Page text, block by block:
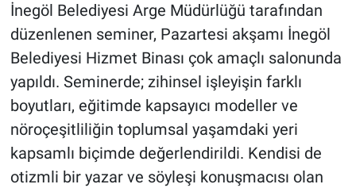
İnegöl Belediyesi Arge Müdürlüğü tarafından
düzenlenen seminer, Pazartesi akşamı İnegöl
Belediyesi Hizmet Binası çok amaçlı salonunda
yapıldı. Seminerde; zihinsel işleyişin farklı
boyutları, eğitimde kapsayıcı modeller ve
nöroçeşitliliğin toplumsal yaşamdaki yeri
kapsamlı biçimde değerlendirildi. Kendisi de
otizmli bir yazar ve söyleşi konuşmacısı olan